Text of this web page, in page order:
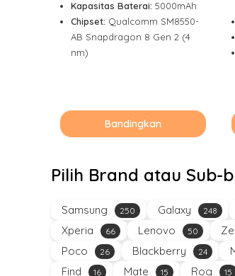
Kapasitas Baterai: 5000mAh
Chipset: Qualcomm SM8550-
AB Snapdragon 8 Gen 2 (4
nm)
Bandingkan
Pilih Brand atau Sub-
Samsung 250 Galaxy 248
Xperia 66 Lenovo 50
Poco 26 Blackberry 24
Find 16 Mate 15 Rog 15